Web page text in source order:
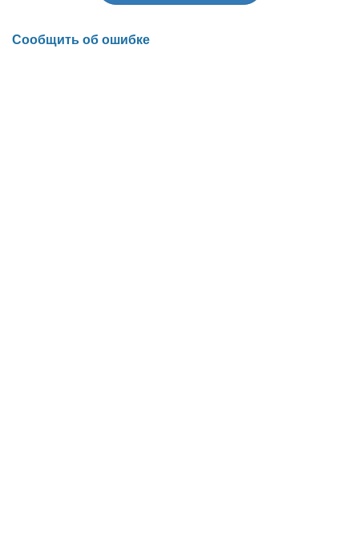
Сообщить об ошибке